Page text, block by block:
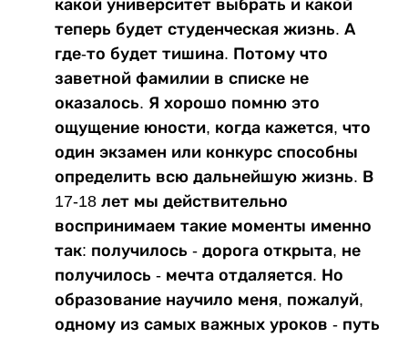
какой университет выбрать и какой
теперь будет студенческая жизнь. А
где-то будет тишина. Потому что
заветной фамилии в списке не
оказалось. Я хорошо помню это
ощущение юности, когда кажется, что
один экзамен или конкурс способны
определить всю дальнейшую жизнь. В
17-18 лет мы действительно
воспринимаем такие моменты именно
так: получилось - дорога открыта, не
получилось - мечта отдаляется. Но
образование научило меня, пожалуй,
одному из самых важных уроков - путь